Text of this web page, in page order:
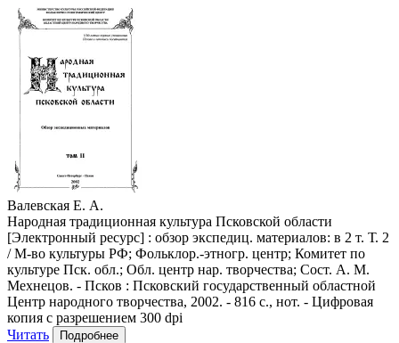
Валевская Е. А.
Народная традиционная культура Псковской области
[Электронный ресурс] : обзор экспедиц. материалов: в 2 т. Т. 2
/ М-во культуры РФ; Фольклор.-этногр. центр; Комитет по
культуре Пск. обл.; Обл. центр нар. творчества; Сост. А. М.
Мехнецов. - Псков : Псковский государственный областной
Центр народного творчества, 2002. - 816 с., нот. - Цифровая
копия с разрешением 300 dpi
Читать
Подробнее